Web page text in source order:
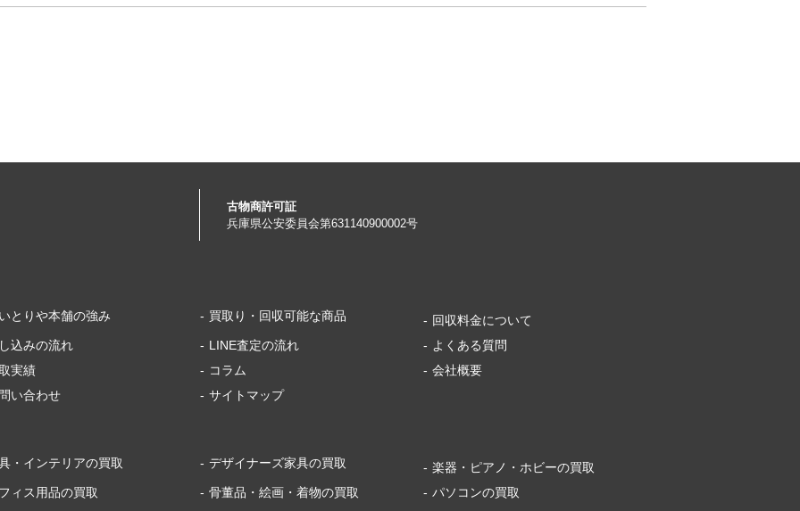
古物商許可証
兵庫県公安委員会第631140900002号
とりや本舗の強み 買取り・回収可能な商品
回収料金について
込みの流れ
LINE査定の流れ
よくある質問
実績
コラム
会社概要
い合わせ
サイトマップ
・インテリアの買取 デザイナーズ家具の買取
楽器・ピアノ・ホビーの買取
ィス用品の買取
骨董品・絵画・着物の買取
パソコンの買取